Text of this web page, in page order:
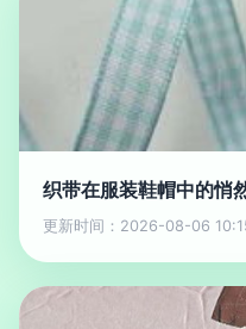
织带在服装鞋帽中的悄
更新时间：2026-08-06